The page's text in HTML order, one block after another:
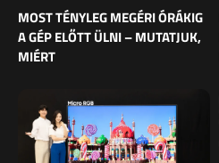
MOST TÉNYLEG MEGÉRI ÓRÁKIG
A GÉP ELŐTT ÜLNI – MUTATJUK,
MIÉRT